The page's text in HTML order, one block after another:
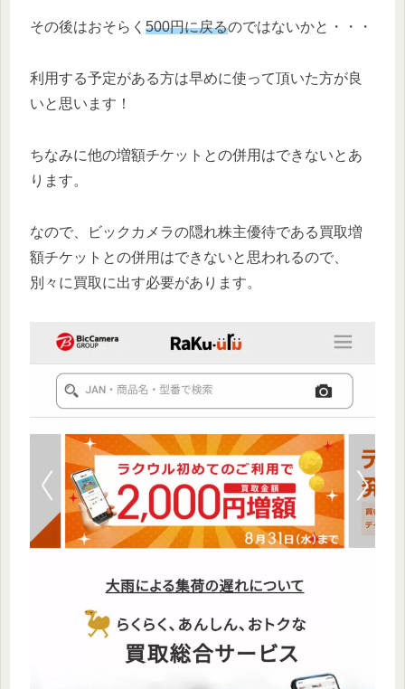
その後はおそらく 500円に戻るのではないかと・・・
利用する予定がある方は早めに使って頂いた方が良
いと思います！
ちなみに他の増額チケットとの併用はできないとあ
ります。
なので、ビックカメラの隠れ株主優待である買取増
額チケットとの併用はできないと思われるので、
別々に買取に出す必要があります。